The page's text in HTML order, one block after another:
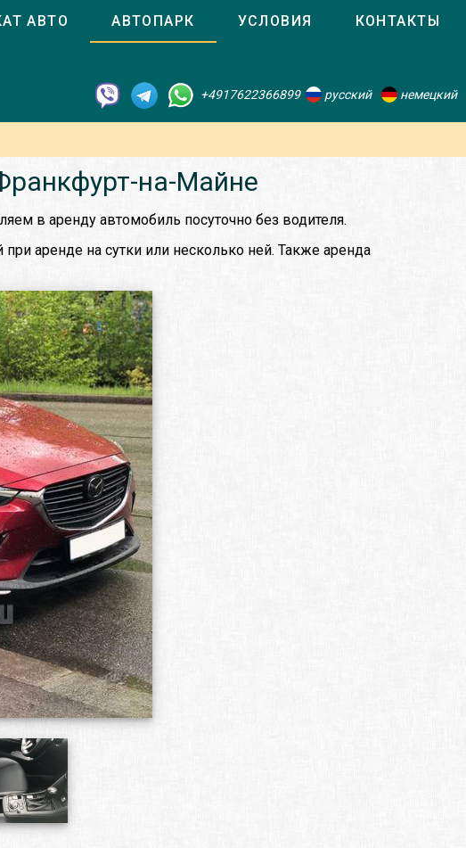
АВТО АВТОПАРК УСЛОВИЯ КОНТАКТЫ
+4917622366899 русский немецкий
на-Майне
в аренду автомобиль посуточно без водителя.
аренде на сутки или несколько ней. Также аренда